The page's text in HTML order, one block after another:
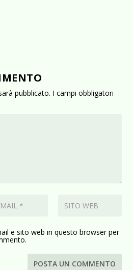
pubblicato. I campi obbligatori
e sito web in questo browser per